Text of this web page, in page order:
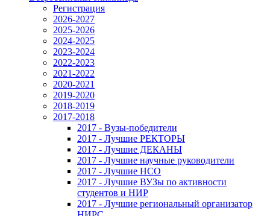
Регистрация
2026-2027
2025-2026
2024-2025
2023-2024
2022-2023
2021-2022
2020-2021
2019-2020
2018-2019
2017-2018
2017 - Вузы-победители
2017 - Лучшие РЕКТОРЫ
2017 - Лучшие ДЕКАНЫ
2017 - Лучшие научные руководители
2017 - Лучшие НСО
2017 - Лучшие ВУЗы по активности
студентов и НИР
2017 - Лучшие региональный организатор